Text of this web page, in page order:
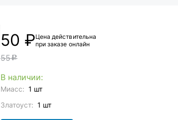
50 ₽Цена действительна
при заказе онлайн
55c
В наличии:
Миасс: 1 шт
Златоуст: 1 шт